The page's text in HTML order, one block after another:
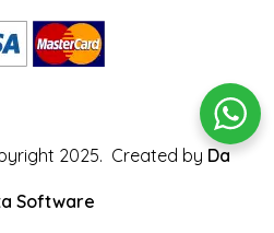
2025. Created by Da
Software